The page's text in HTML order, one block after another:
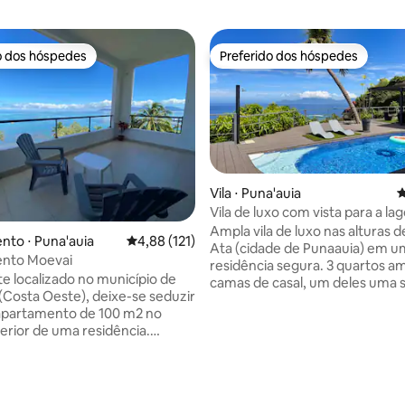
de 5, 177 avaliações
dos hóspedes
dos hóspedes
⋅ Puna'auia 4,88 de uma avaliação média de 5, 121
4,88 (121)
Moevai
localizado no município de
Oeste), deixe-se seduzir
de 100 m2 no
de uma residência.
Preferido dos hóspedes
Preferido dos hóspedes
Vila ⋅ Puna'auia
Vila de luxo com vista para a
Moorea
Ampla vila de luxo nas alturas
Ata (cidade de Punaauia) em
residência segura. 3 quartos amplos com
camas de casal, um deles uma